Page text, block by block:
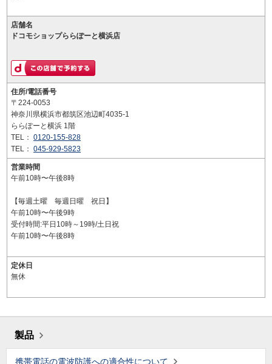
店舗名
ドコモショップららぽーと横浜店
住所/電話番号
〒224-0053
神奈川県横浜市都筑区池辺町4035-1
ららぽーと横浜 1階
TEL： 0120-155-828
TEL： 045-929-5823
営業時間
午前10時〜午後8時
【毎週土曜 毎週日曜 祝日】
午前10時〜午後9時
受付時間:平日10時～19時/土日祝
午前10時〜午後8時
定休日
無休
製品
携帯電話の電波防護への適合性について